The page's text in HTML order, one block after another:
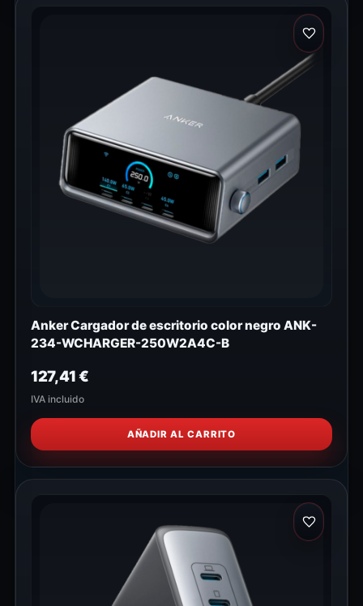
Anker Cargador de escritorio color negro ANK-
234-WCHARGER-250W2A4C-B
127,41€
IVA incluido
AÑADIR AL CARRITO